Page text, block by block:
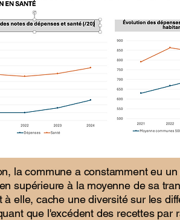
la commune a constamment eu
supérieure à la moyenne de sa
elle, cache une diversité sur les
que l'excédent des recettes par